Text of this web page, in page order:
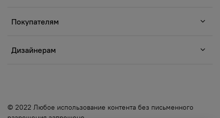
Покупателям
Дизайнерам
© 2022 Любое использование контента без письменного